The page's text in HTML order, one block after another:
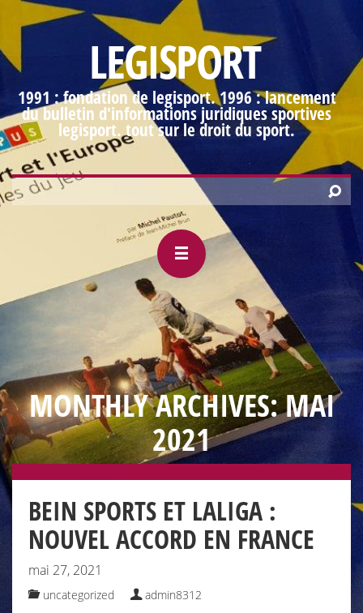
LEGISPORT
1991 : fondation de legisport. 1996 : lancement
du bulletin d'informations juridiques sportives
legisport. tout sur le droit du sport.
MONTHLY ARCHIVES: MAI
2021
BEIN SPORTS ET LALIGA :
NOUVEL ACCORD EN FRANCE
mai 27, 2021
uncategorized admin8312